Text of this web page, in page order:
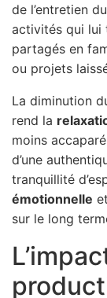
de l’entretien
activités qui lui
partagés en
ou projets
La diminution
rend la
moins
d’une
tranquillité
émotionnelle
sur le long